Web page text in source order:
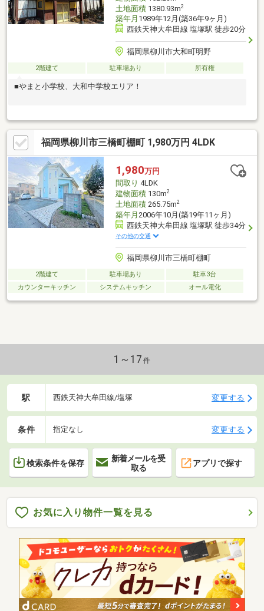
土地面積1380.93m2
築年月 1989年12月(築36年9ヶ月)
西鉄天神大牟田線 塩塚駅 徒歩20分
福岡県柳川市大和町明野
2階建て 駐車場あり 所有権
■やまと小学校、大和中学校エリア！
福岡県柳川市三橋町棚町 1,980万円 4LDK
1,980万円
間取り 4LDK
建物面積130m2
土地面積265.75m2
築年月 2006年10月(築19年11ヶ月)
西鉄天神大牟田線 塩塚駅 徒歩34分
その他の交通
福岡県柳川市三橋町棚町
2階建て 駐車場あり
駐車3台
カウンターキッチン
システムキッチン オール電化
1～17 件
駅 西鉄天神大牟田線/塩塚 変更する
条件 指定なし 変更する
検索条件を保存
新着メールを受
取る
アプリで探す
お気に入り物件一覧を見る